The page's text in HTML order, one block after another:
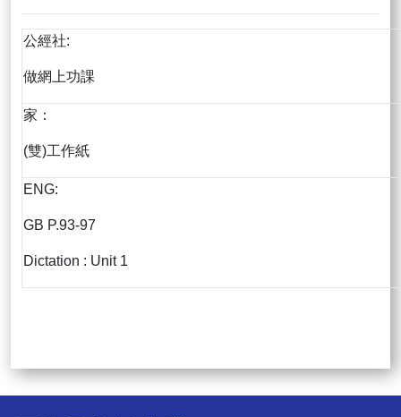
公經社:
做網上功課
家：
(雙)工作紙
ENG:
GB P.93-97
Dictation : Unit 1